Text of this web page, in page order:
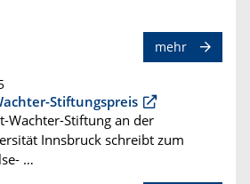
mehr
Stiftungspreis
Wachter-Stiftung an der
Innsbruck schreibt zum
…